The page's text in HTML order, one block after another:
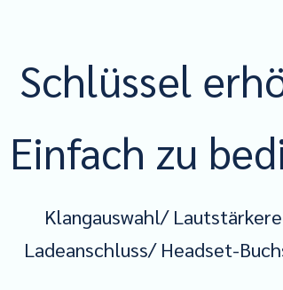
Schlüssel
Einfach zu
Klangauswahl/
Ladeanschluss/ Headset-